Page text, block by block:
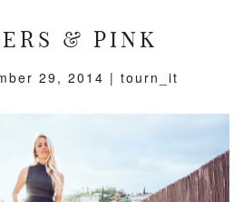
& PINK
29, 2014 | tourn_it